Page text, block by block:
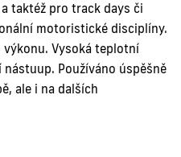
taktéž pro track days či
motoristické disciplíny.
Vysoká teplotní
Používáno úspěšně
ale i na dalších